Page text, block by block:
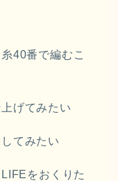
40番で編むこ
げてみたい
てみたい
をおくりた